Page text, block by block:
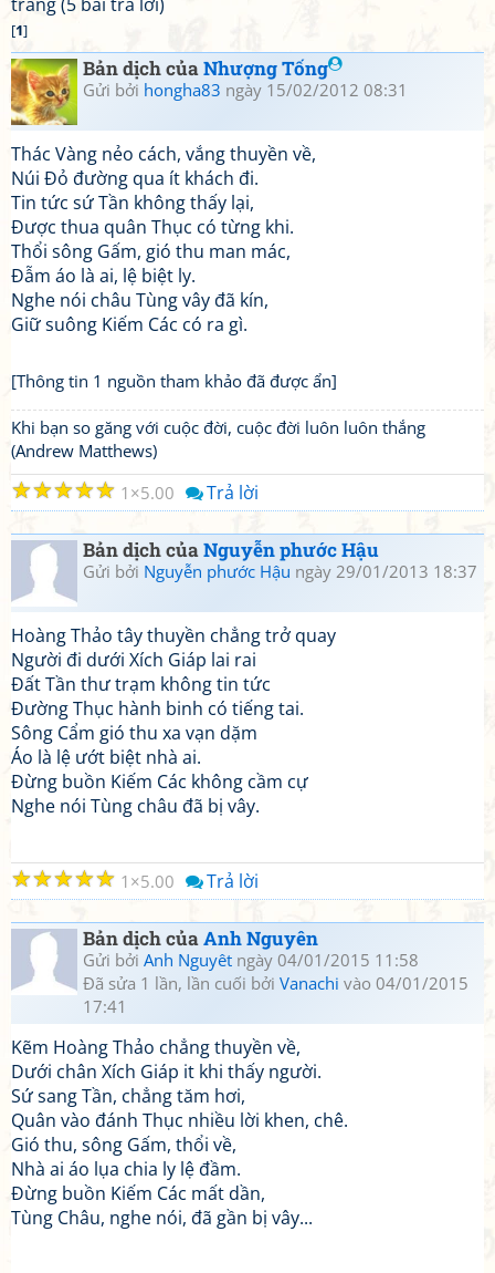
[1]
Bản dịch củaNhượng Tống
Gửi bởi hongha83 ngày 15/02/2012 08:31
Thác Vàng nẻo cách, vắng thuyền về,
Núi Đỏ đường qua ít khách đi.
Tin tức sứ Tần không thấy lại,
Được thua quân Thục có từng khi.
Thổi sông Gấm, gió thu man mác,
Đẫm áo là ai, lệ biệt ly.
Nghe nói châu Tùng vây đã kín,
Giữ suông Kiếm Các có ra gì.
[Thông tin 1 nguồn tham khảo đã được ẩn]
Khi bạn so găng với cuộc đời, cuộc đời luôn luôn thắng
(Andrew Matthews)
☆
☆
☆
☆
☆ 1 5.00 Trả lời
Bản dịch củaNguyễn phước Hậu
Gửi bởi Nguyễn phước Hậu ngày 29/01/2013 18:37
Hoàng Thảo tây thuyền chẳng trở quay
Người đi dưới Xích Giáp lai rai
Đất Tần thư trạm không tin tức
Đường Thục hành binh có tiếng tai.
Sông Cẩm gió thu xa vạn dặm
Áo là lệ ướt biệt nhà ai.
Đừng buồn Kiếm Các không cầm cự
Nghe nói Tùng châu đã bị vây.
☆
☆
☆
☆
☆ 1 5.00 Trả lời
Bản dịch củaAnh Nguyên
Gửi bởi Anh Nguyêt ngày 04/01/2015 11:58
Đã sửa 1 lần, lần cuối bởi Vanachi vào 04/01/2015
17:41
Kẽm Hoàng Thảo chẳng thuyền về,
Dưới chân Xích Giáp it khi thấy người.
Sứ sang Tần, chẳng tăm hơi,
Quân vào đánh Thục nhiều lời khen, chê.
Gió thu, sông Gấm, thổi về,
Nhà ai áo lụa chia ly lệ đầm.
Đừng buồn Kiếm Các mất dần,
Tùng Châu, nghe nói, đã gần bị vây...